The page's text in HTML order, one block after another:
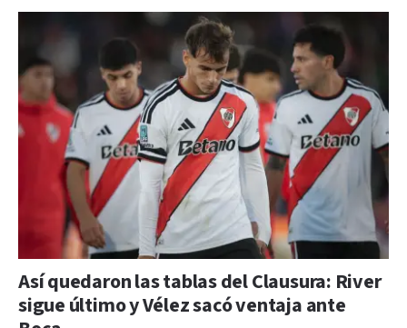
Así quedaron las tablas del Clausura: River
sigue último y Vélez sacó ventaja ante